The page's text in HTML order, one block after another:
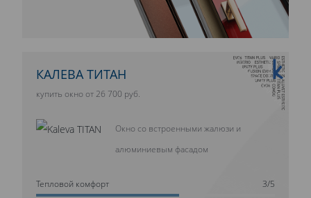
10 ЛЕТ ГАРАНТИИ
КАЛЕВА ТИТАН
купить окно от 26 700 руб.
Окно со встроенными жалюзи и
алюминиевым фасадом
Тепловой комфорт 3/5